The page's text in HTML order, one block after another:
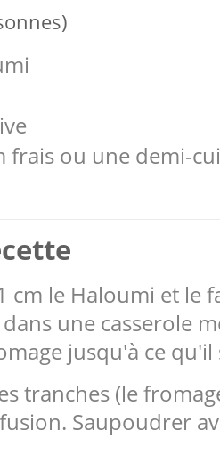
ou une demi-
le Haloumi et le
une casserole
jusqu'à ce qu'il
tranches (le
Saupoudrer